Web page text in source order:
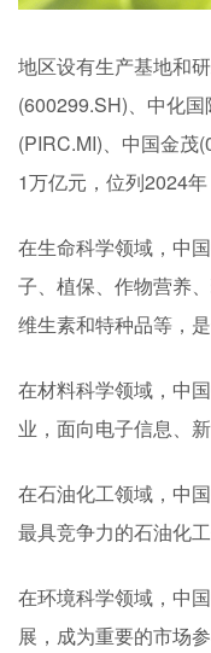
地区设有生产基地和
(600299.SH)、中化
(PIRC.MI)、中国金茂
1万亿元，位列2024
在生命科学领域，中
子、植保、作物营养
维生素和特种品等，
在材料科学领域，中
业，面向电子信息、
在石油化工领域，中
最具竞争力的石油化工
在环境科学领域，中
展，成为重要的市场参